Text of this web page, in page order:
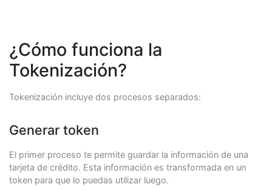
¿Cómo funciona la
Tokenización?
Tokenización incluye dos procesos separados:
Generar token
El primer proceso te permite guardar la información de una
tarjeta de crédito. Esta información es transformada en un
token para que lo puedas utilizar luego.